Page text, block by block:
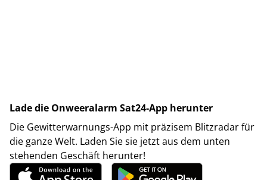
Lade die Onweeralarm Sat24-App herunter
Die Gewitterwarnungs-App mit präzisem Blitzradar für
die ganze Welt. Laden Sie sie jetzt aus dem unten
stehenden Geschäft herunter!